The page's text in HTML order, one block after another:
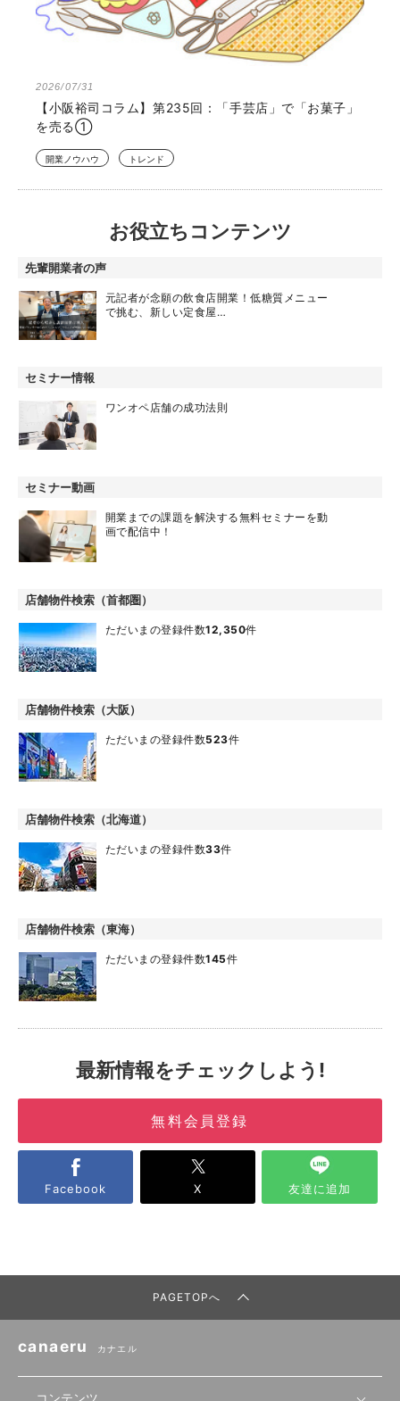
2026/07/31
【小阪裕司コラム】第235回：「手芸店」で「お菓子」
を売る①
開業ノウハウ トレンド
お役立ちコンテンツ
先輩開業者の声
元記者が念願の飲食店開業！低糖質メニュー
で挑む、新しい定食屋…
セミナー情報
ワンオペ店舗の成功法則
セミナー動画
開業までの課題を解決する無料セミナーを動
画で配信中！
店舗物件検索（首都圏）
ただいまの登録件数12,350件
店舗物件検索（大阪）
ただいまの登録件数523件
店舗物件検索（北海道）
ただいまの登録件数33件
店舗物件検索（東海）
ただいまの登録件数145件
最新情報をチェックしよう!
無料会員登録
Facebook X 友達に追加
PAGETOPへ
canaeru カナエル